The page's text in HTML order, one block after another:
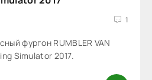
1
фургон RUMBLER VAN
Simulator 2017.